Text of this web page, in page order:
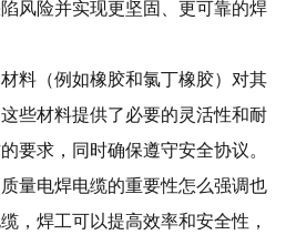
风险并实现更坚固、更可靠的焊
料（例如橡胶和氯丁橡胶）对其
些材料提供了必要的灵活性和耐
要求，同时确保遵守安全协议。
量电焊电缆的重要性怎么强调也
，焊工可以提高效率和安全性，